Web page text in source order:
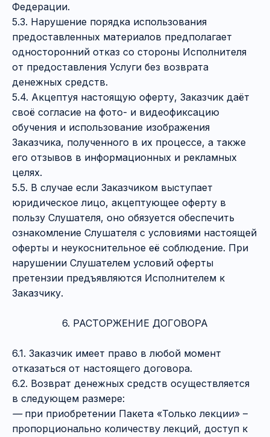
Федерации.
5.3. Нарушение порядка использования
предоставленных материалов предполагает
односторонний отказ со стороны Исполнителя
от предоставления Услуги без возврата
денежных средств.
5.4. Акцептуя настоящую оферту, Заказчик даёт
своё согласие на фото- и видеофиксацию
обучения и использование изображения
Заказчика, полученного в их процессе, а также
его отзывов в информационных и рекламных
целях.
5.5. В случае если Заказчиком выступает
юридическое лицо, акцептующее оферту в
пользу Слушателя, оно обязуется обеспечить
ознакомление Слушателя с условиями настоящей
оферты и неукоснительное её соблюдение. При
нарушении Слушателем условий оферты
претензии предъявляются Исполнителем к
Заказчику.
6. РАСТОРЖЕНИЕ ДОГОВОРА
6.1. Заказчик имеет право в любой момент
отказаться от настоящего договора.
6.2. Возврат денежных средств осуществляется
в следующем размере:
— при приобретении Пакета «Только лекции» –
пропорционально количеству лекций, доступ к
© Саблина Майя Александровна, 2016-2026
ГЛАВНАЯ
КОНТАКТЫ И ВАКАНСИИ
УСЛУГИ
Политика обработки персональных
+ 7 (995) 787-95-77
ОГРНИП: 317774600336042, ИНН: 770474438703
Условия возврата и обмена покупки
Публичная оферта